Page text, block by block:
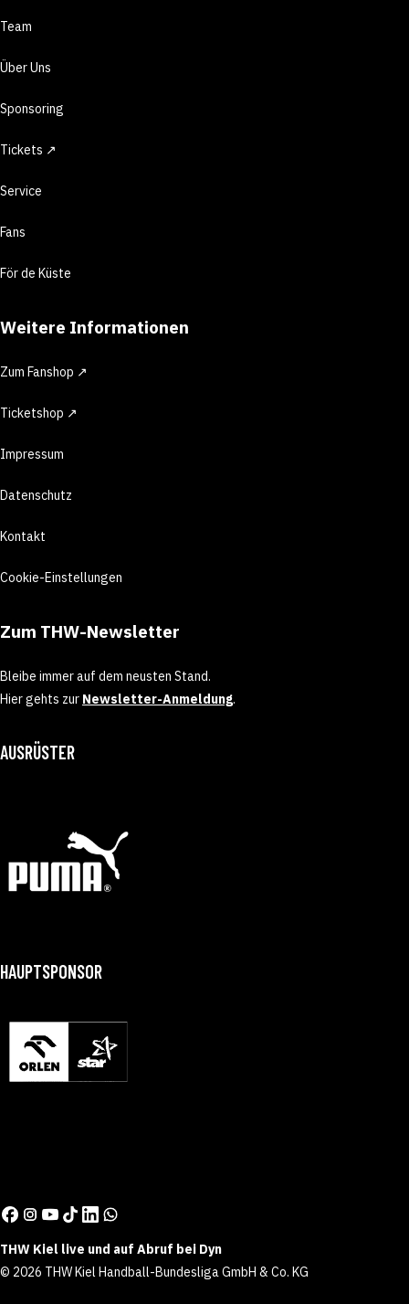
Team
Über Uns
Sponsoring
Tickets ↗
Service
Fans
För de Küste
Weitere Informationen
Zum Fanshop ↗
Ticketshop ↗
Impressum
Datenschutz
Kontakt
Cookie-Einstellungen
Zum THW-Newsletter
Bleibe immer auf dem neusten Stand.
Hier gehts zur Newsletter-Anmeldung.
AUSRÜSTER
HAUPTSPONSOR
THW Kiel live und auf Abruf bei Dyn
© 2026 THW Kiel Handball-Bundesliga GmbH & Co. KG